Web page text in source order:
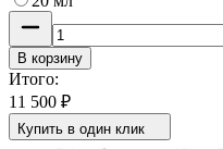
В корзину
Итого:
11 500 ₽
Купить в один клик